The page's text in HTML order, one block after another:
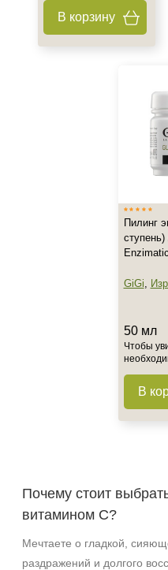
В корзину
Пилинг
GiGi,
50 мл
Чтобы
В
Почему стоит
витамином C?
Мечтаете о гладкой,
раздражений и долгого